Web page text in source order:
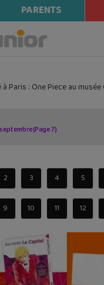
PARENTS
Paris : One Piece au
septembre(Page 7)
2 3 4 5
9 10 11 12